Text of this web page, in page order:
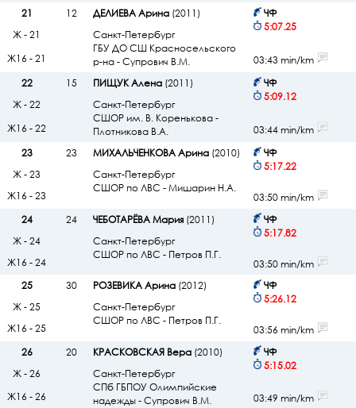
21
12 ДЕЛИЕВА Арина(2011)
Санкт-Петербург
ГБУ ДО СШ Красносельского
р-на - Супрович В.М.
ЧФ
5:07.25
Ж - 21
Ж16 - 21
03:43 min/km
22
15 ПИЩУК Алена(2011)
Санкт-Петербург
СШОР им. В. Коренькова -
Плотникова В.А.
ЧФ
5:09.12
Ж - 22
Ж16 - 22
03:44 min/km
23
23 МИХАЛЬЧЕНКОВА Арина(2010)
Санкт-Петербург
СШОР по ЛВС - Мишарин Н.А.
ЧФ
5:17.22
Ж - 23
Ж16 - 23
03:50 min/km
24
24 ЧЕБОТАРЁВА Мария(2011)
Санкт-Петербург
СШОР по ЛВС - Петров П.Г.
ЧФ
5:17.82
Ж - 24
Ж16 - 24
03:50 min/km
25
30 РОЗЕВИКА Арина(2012)
Санкт-Петербург
СШОР по ЛВС - Петров П.Г.
ЧФ
5:26.12
Ж - 25
Ж16 - 25
03:56 min/km
26
20 КРАСКОВСКАЯ Вера(2010)
Санкт-Петербург
СПб ГБПОУ Олимпийские
надежды - Супрович В.М.
ЧФ
5:15.02
Ж - 26
Ж16 - 26
03:49 min/km